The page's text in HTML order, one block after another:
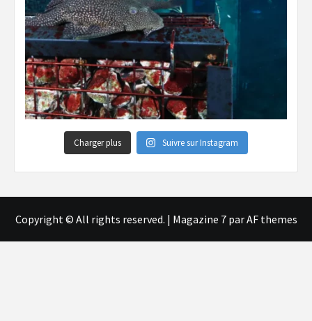
Charger plus Suivre sur Instagram
Copyright © All rights reserved. | Magazine 7par AF themes